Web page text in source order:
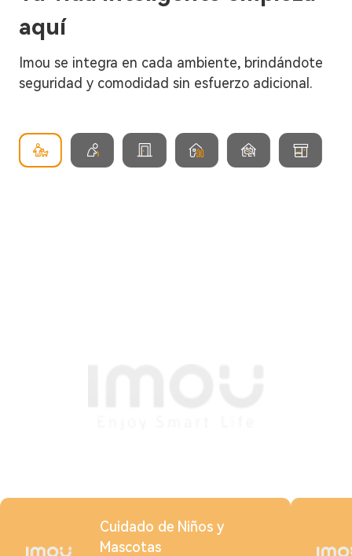
aquí
Imou se integra en cada ambiente, brindándote
seguridad y comodidad sin esfuerzo adicional.
Cuidado de Niños y
Mascotas